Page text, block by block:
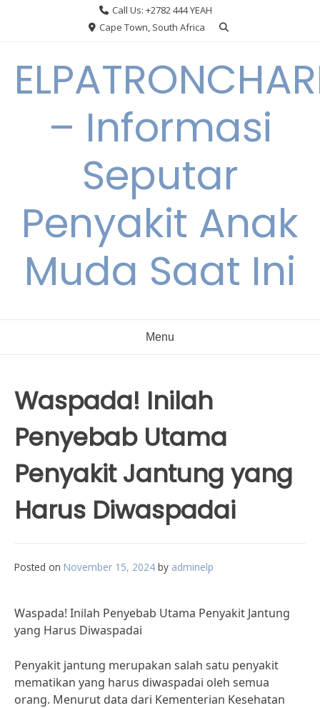
Call Us: +2782 444 YEAH
Cape Town, South Africa
– Informasi
Seputar
Penyakit Anak
Muda Saat Ini
Menu
Waspada! Inilah
Penyebab Utama
Penyakit Jantung yang
Harus Diwaspadai
Posted on November 15, 2024 by adminelp
Waspada! Inilah Penyebab Utama Penyakit Jantung
yang Harus Diwaspadai
Penyakit jantung merupakan salah satu penyakit
mematikan yang harus diwaspadai oleh semua
orang. Menurut data dari Kementerian Kesehatan